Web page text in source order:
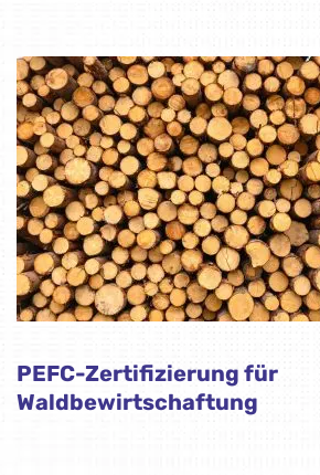
PEFC-Zertifizierung für
Waldbewirtschaftung